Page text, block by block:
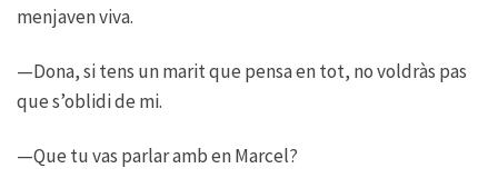
menjaven viva.
—Dona, si tens un marit que pensa en tot, no voldràs pas
que s’oblidi de mi.
—Que tu vas parlar amb en Marcel?